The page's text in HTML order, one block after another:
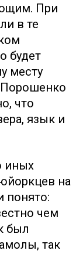
При
в те
будет
месту
Порошенко
что
язык и
иных
на
понято:
чем
был
так